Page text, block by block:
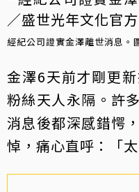
經紀公司證實金澤離世消息。
金澤6天前才剛更
粉絲天人永隔。許
消息後都深感錯愕
悼，痛心直呼：「太